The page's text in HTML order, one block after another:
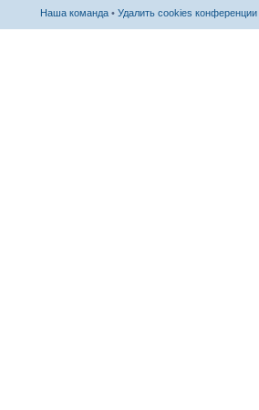
Наша команда • Удалить cookies конференции